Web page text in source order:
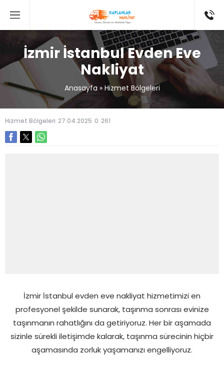
İzmir İstanbul Evden Eve
Nakliyat
Anasayfa» Hizmet Bölgeleri
Hizmet Bölgeleri 27.04.2025 0 261
İzmir İstanbul evden eve nakliyat hizmetimizi en
profesyonel şekilde sunarak, taşınma sonrası evinize
taşınmanın rahatlığını da getiriyoruz. Her bir aşamada
sizinle sürekli iletişimde kalarak, taşınma sürecinin hiçbir
aşamasında zorluk yaşamanızı engelliyoruz.